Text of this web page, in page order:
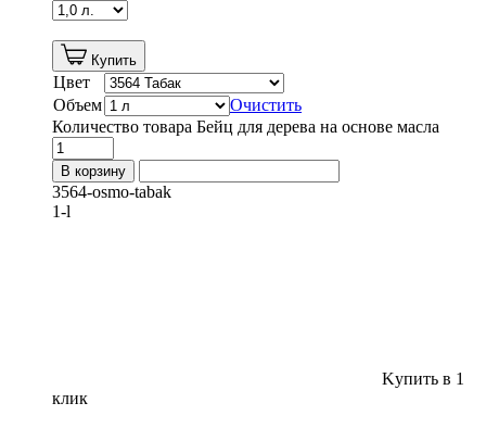
Купить
Цвет
Объем
Очистить
Количество товара Бейц для дерева на основе масла
В корзину
3564-osmo-tabak
1-l
Kупить в 1
клик